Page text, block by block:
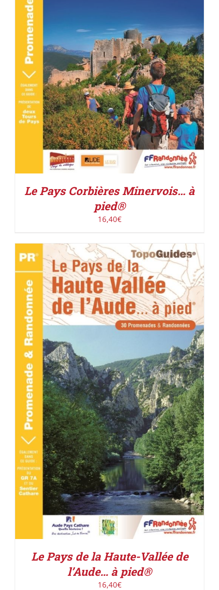
ACHETER LE PRODUIT / DÉTAILS
Le Pays Corbières Minervois… à
pied®
16,40€
ACHETER LE PRODUIT / DÉTAILS
Le Pays de la Haute-Vallée de
l’Aude… à pied®
16,40€